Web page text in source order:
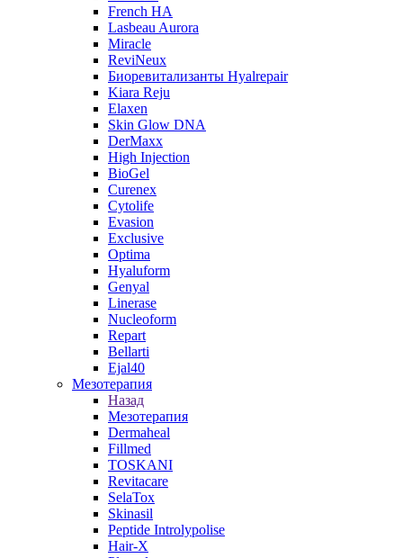
French HA
Lasbeau Aurora
Miracle
ReviNeux
Биоревитализанты Hyalrepair
Kiara Reju
Elaxen
Skin Glow DNA
DerMaxx
High Injection
BioGel
Curenex
Cytolife
Evasion
Exclusive
Optima
Hyaluform
Genyal
Linerase
Nucleoform
Repart
Bellarti
Ejal40
Мезотерапия
Назад
Мезотерапия
Dermaheal
Fillmed
TOSKANI
Revitacare
SelaTox
Skinasil
Peptide Introlypolise
Hair-X